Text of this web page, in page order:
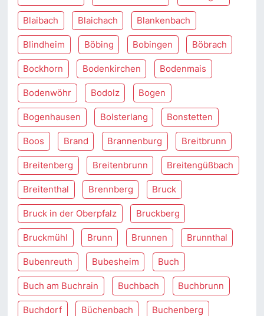
Blaibach Blaichach Blankenbach
Blindheim Böbing Bobingen Böbrach
Bockhorn Bodenkirchen Bodenmais
Bodenwöhr Bodolz Bogen
Bogenhausen Bolsterlang Bonstetten
Boos Brand Brannenburg Breitbrunn
Breitenberg Breitenbrunn Breitengüßbach
Breitenthal Brennberg Bruck
Bruck in der Oberpfalz Bruckberg
Bruckmühl Brunn Brunnen Brunnthal
Bubenreuth Bubesheim Buch
Buch am Buchrain Buchbach Buchbrunn
Buchdorf Büchenbach Buchenberg